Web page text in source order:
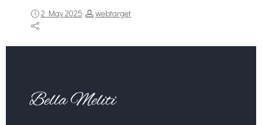
2 May 2025 webtarget